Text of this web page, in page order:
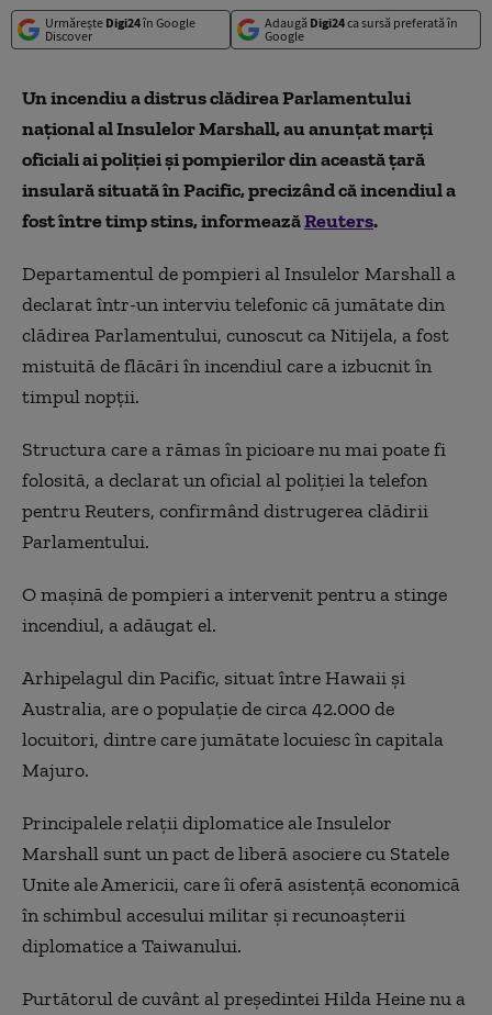
Urmărește Digi24în Google
Discover
Adaugă Digi24ca sursă preferată în
Google
Un incendiu a distrus clădirea Parlamentului
naţional al Insulelor Marshall, au anunţat marţi
oficiali ai poliţiei şi pompierilor din această ţară
insulară situată în Pacific, precizând că incendiul a
fost între timp stins, informeazăReuters.
Departamentul de pompieri al Insulelor Marshall a
declarat într-un interviu telefonic că jumătate din
clădirea Parlamentului, cunoscut ca Nitijela, a fost
mistuită de flăcări în incendiul care a izbucnit în
timpul nopţii.
Structura care a rămas în picioare nu mai poate fi
folosită, a declarat un oficial al poliţiei la telefon
pentru Reuters, confirmând distrugerea clădirii
Parlamentului.
O maşină de pompieri a intervenit pentru a stinge
incendiul, a adăugat el.
Arhipelagul din Pacific, situat între Hawaii şi
Australia, are o populaţie de circa 42.000 de
locuitori, dintre care jumătate locuiesc în capitala
Majuro.
Principalele relaţii diplomatice ale Insulelor
Marshall sunt un pact de liberă asociere cu Statele
Unite ale Americii, care îi oferă asistenţă economică
în schimbul accesului militar şi recunoaşterii
diplomatice a Taiwanului.
Purtătorul de cuvânt al preşedintei Hilda Heine nu a